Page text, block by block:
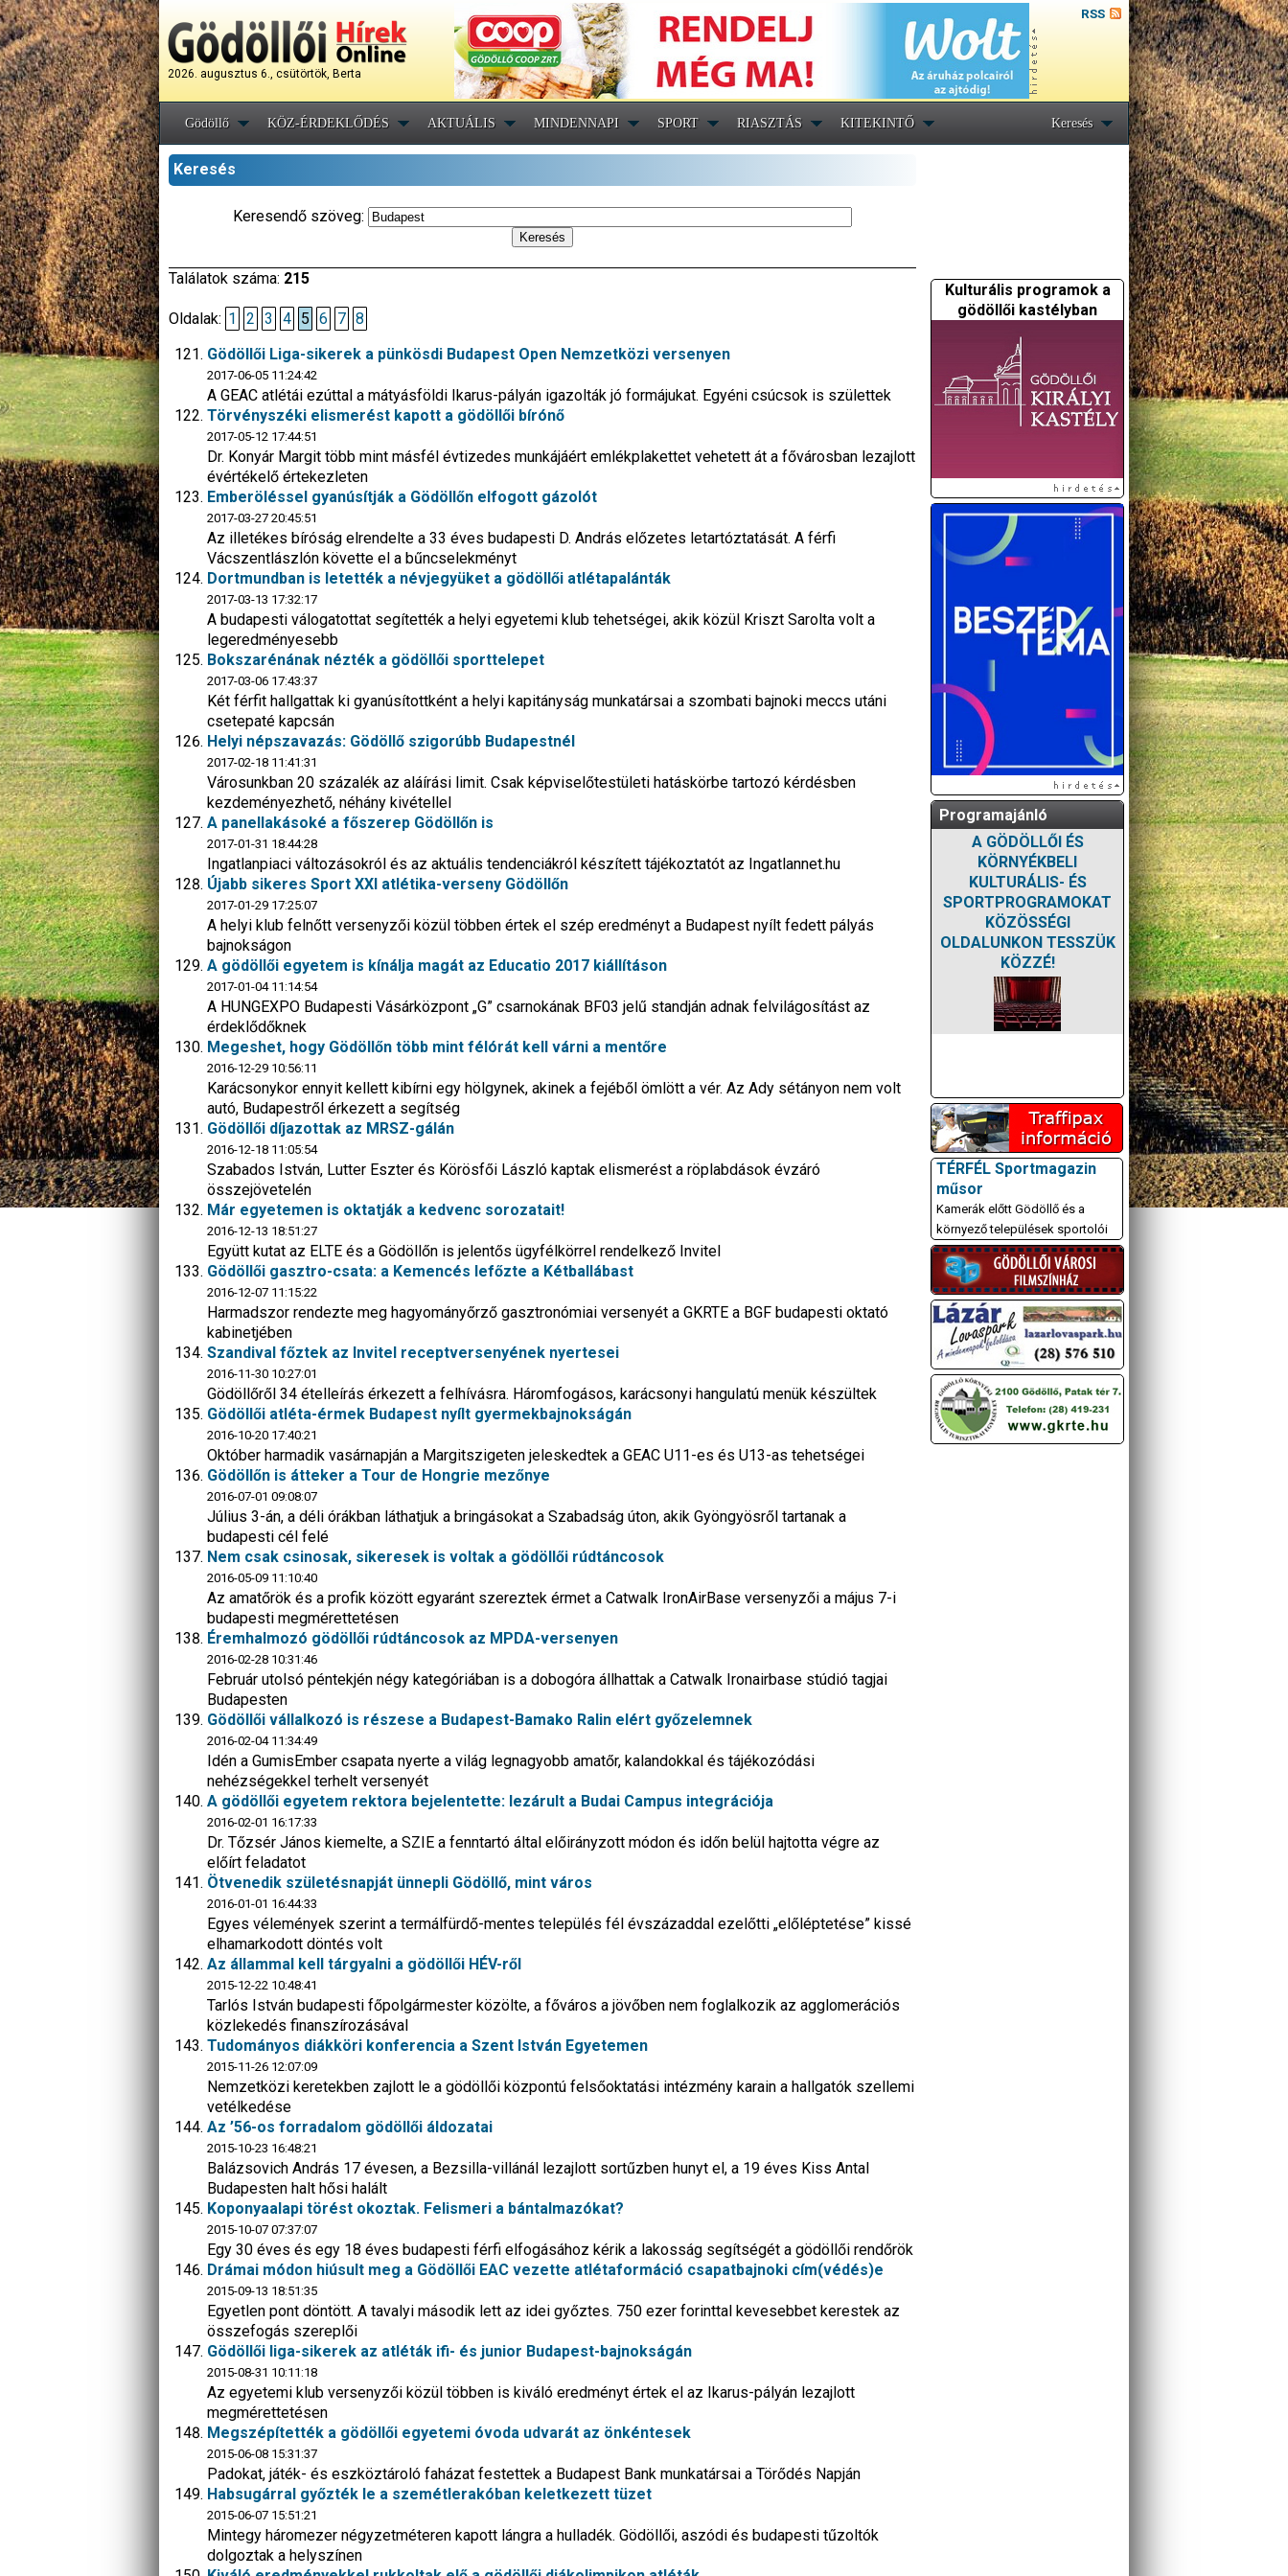
2026. augusztus 6., csütörtök, Berta
RSS
Gödöllő KÖZ-ÉRDEKLŐDÉS AKTUÁLIS MINDENNAPI SPORT RIASZTÁS KITEKINTŐ Keresés
Keresés
Keresendő szöveg:
Találatok száma: 215
Oldalak: 1 2 3 4 5 6 7 8
Gödöllői Liga-sikerek a pünkösdi Budapest Open Nemzetközi versenyen
2017-06-05 11:24:42
A GEAC atlétái ezúttal a mátyásföldi Ikarus-pályán igazolták jó formájukat. Egyéni csúcsok is születtek
Törvényszéki elismerést kapott a gödöllői bírónő
2017-05-12 17:44:51
Dr. Konyár Margit több mint másfél évtizedes munkájáért emlékplakettet vehetett át a fővárosban lezajlott
évértékelő értekezleten
Emberöléssel gyanúsítják a Gödöllőn elfogott gázolót
2017-03-27 20:45:51
Az illetékes bíróság elrendelte a 33 éves budapesti D. András előzetes letartóztatását. A férfi
Vácszentlászlón követte el a bűncselekményt
Dortmundban is letették a névjegyüket a gödöllői atlétapalánták
2017-03-13 17:32:17
A budapesti válogatottat segítették a helyi egyetemi klub tehetségei, akik közül Kriszt Sarolta volt a
legeredményesebb
Bokszarénának nézték a gödöllői sporttelepet
2017-03-06 17:43:37
Két férfit hallgattak ki gyanúsítottként a helyi kapitányság munkatársai a szombati bajnoki meccs utáni
csetepaté kapcsán
Helyi népszavazás: Gödöllő szigorúbb Budapestnél
2017-02-18 11:41:31
Városunkban 20 százalék az aláírási limit. Csak képviselőtestületi hatáskörbe tartozó kérdésben
kezdeményezhető, néhány kivétellel
A panellakásoké a főszerep Gödöllőn is
2017-01-31 18:44:28
Ingatlanpiaci változásokról és az aktuális tendenciákról készített tájékoztatót az Ingatlannet.hu
Újabb sikeres Sport XXI atlétika-verseny Gödöllőn
2017-01-29 17:25:07
A helyi klub felnőtt versenyzői közül többen értek el szép eredményt a Budapest nyílt fedett pályás
bajnokságon
A gödöllői egyetem is kínálja magát az Educatio 2017 kiállításon
2017-01-04 11:14:54
A HUNGEXPO Budapesti Vásárközpont „G” csarnokának BF03 jelű standján adnak felvilágosítást az
érdeklődőknek
Megeshet, hogy Gödöllőn több mint félórát kell várni a mentőre
2016-12-29 10:56:11
Karácsonykor ennyit kellett kibírni egy hölgynek, akinek a fejéből ömlött a vér. Az Ady sétányon nem volt
autó, Budapestről érkezett a segítség
Gödöllői díjazottak az MRSZ-gálán
2016-12-18 11:05:54
Szabados István, Lutter Eszter és Körösfői László kaptak elismerést a röplabdások évzáró
összejövetelén
Már egyetemen is oktatják a kedvenc sorozatait!
2016-12-13 18:51:27
Együtt kutat az ELTE és a Gödöllőn is jelentős ügyfélkörrel rendelkező Invitel
Gödöllői gasztro-csata: a Kemencés lefőzte a Kétballábast
2016-12-07 11:15:22
Harmadszor rendezte meg hagyományőrző gasztronómiai versenyét a GKRTE a BGF budapesti oktató
kabinetjében
Szandival főztek az Invitel receptversenyének nyertesei
2016-11-30 10:27:01
Gödöllőről 34 ételleírás érkezett a felhívásra. Háromfogásos, karácsonyi hangulatú menük készültek
Gödöllői atléta-érmek Budapest nyílt gyermekbajnokságán
2016-10-20 17:40:21
Október harmadik vasárnapján a Margitszigeten jeleskedtek a GEAC U11-es és U13-as tehetségei
Gödöllőn is átteker a Tour de Hongrie mezőnye
2016-07-01 09:08:07
Július 3-án, a déli órákban láthatjuk a bringásokat a Szabadság úton, akik Gyöngyösről tartanak a
budapesti cél felé
Nem csak csinosak, sikeresek is voltak a gödöllői rúdtáncosok
2016-05-09 11:10:40
Az amatőrök és a profik között egyaránt szereztek érmet a Catwalk IronAirBase versenyzői a május 7-i
budapesti megmérettetésen
Éremhalmozó gödöllői rúdtáncosok az MPDA-versenyen
2016-02-28 10:31:46
Február utolsó péntekjén négy kategóriában is a dobogóra állhattak a Catwalk Ironairbase stúdió tagjai
Budapesten
Gödöllői vállalkozó is részese a Budapest-Bamako Ralin elért győzelemnek
2016-02-04 11:34:49
Idén a GumisEmber csapata nyerte a világ legnagyobb amatőr, kalandokkal és tájékozódási
nehézségekkel terhelt versenyét
A gödöllői egyetem rektora bejelentette: lezárult a Budai Campus integrációja
2016-02-01 16:17:33
Dr. Tőzsér János kiemelte, a SZIE a fenntartó által előirányzott módon és időn belül hajtotta végre az
előírt feladatot
Ötvenedik születésnapját ünnepli Gödöllő, mint város
2016-01-01 16:44:33
Egyes vélemények szerint a termálfürdő-mentes település fél évszázaddal ezelőtti „előléptetése” kissé
elhamarkodott döntés volt
Az állammal kell tárgyalni a gödöllői HÉV-ről
2015-12-22 10:48:41
Tarlós István budapesti főpolgármester közölte, a főváros a jövőben nem foglalkozik az agglomerációs
közlekedés finanszírozásával
Tudományos diákköri konferencia a Szent István Egyetemen
2015-11-26 12:07:09
Nemzetközi keretekben zajlott le a gödöllői központú felsőoktatási intézmény karain a hallgatók szellemi
vetélkedése
Az ’56-os forradalom gödöllői áldozatai
2015-10-23 16:48:21
Balázsovich András 17 évesen, a Bezsilla-villánál lezajlott sortűzben hunyt el, a 19 éves Kiss Antal
Budapesten halt hősi halált
Koponyaalapi törést okoztak. Felismeri a bántalmazókat?
2015-10-07 07:37:07
Egy 30 éves és egy 18 éves budapesti férfi elfogásához kérik a lakosság segítségét a gödöllői rendőrök
Drámai módon hiúsult meg a Gödöllői EAC vezette atlétaformáció csapatbajnoki cím(védés)e
2015-09-13 18:51:35
Egyetlen pont döntött. A tavalyi második lett az idei győztes. 750 ezer forinttal kevesebbet kerestek az
összefogás szereplői
Gödöllői liga-sikerek az atléták ifi- és junior Budapest-bajnokságán
2015-08-31 10:11:18
Az egyetemi klub versenyzői közül többen is kiváló eredményt értek el az Ikarus-pályán lezajlott
megmérettetésen
Megszépítették a gödöllői egyetemi óvoda udvarát az önkéntesek
2015-06-08 15:31:37
Padokat, játék- és eszköztároló faházat festettek a Budapest Bank munkatársai a Törődés Napján
Habsugárral győzték le a szemétlerakóban keletkezett tüzet
2015-06-07 15:51:21
Mintegy háromezer négyzetméteren kapott lángra a hulladék. Gödöllői, aszódi és budapesti tűzoltók
dolgoztak a helyszínen
Kulturális programok a
gödöllői kastélyban
Programajánló
A GÖDÖLLŐI ÉS
KÖRNYÉKBELI
KULTURÁLIS- ÉS
SPORTPROGRAMOKAT
KÖZÖSSÉGI
OLDALUNKON TESSZÜK
KÖZZÉ!
TÉRFÉL Sportmagazin
műsor
Kamerák előtt Gödöllő és a
környező települések sportolói